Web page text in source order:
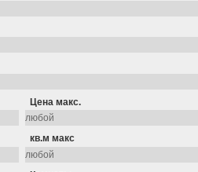
Цена макс.
кв.м макс